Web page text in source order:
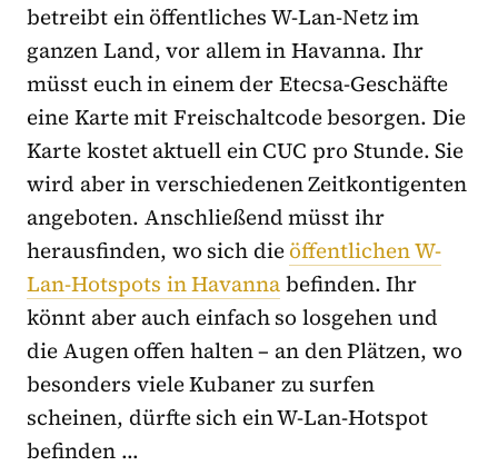
betreibt ein öffentliches W-Lan-Netz im
ganzen Land, vor allem in Havanna. Ihr
müsst euch in einem der Etecsa-Geschäfte
eine Karte mit Freischaltcode besorgen. Die
Karte kostet aktuell ein CUC pro Stunde. Sie
wird aber in verschiedenen Zeitkontigenten
angeboten. Anschließend müsst ihr
herausfinden, wo sich dieöffentlichen W-
Lan-Hotspots in Havannabefinden. Ihr
könnt aber auch einfach so losgehen und
die Augen offen halten – an den Plätzen, wo
besonders viele Kubaner zu surfen
scheinen, dürfte sich ein W-Lan-Hotspot
befinden …